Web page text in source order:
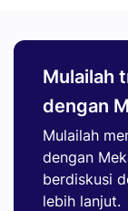
Mulailah
dengan
Mulailah
dengan
berdiskusi
lebih lanjut.